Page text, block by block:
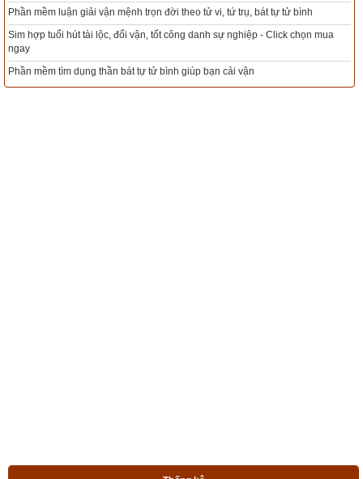
tự tử bình
chọn mua
Mua sim Thần tài, Thần tài theo bạn! Giao sim miễn phí
Tổng Kho Sim Năm sinh 0x - 9x - 8x -7x -6x giá rẻ nhất thị